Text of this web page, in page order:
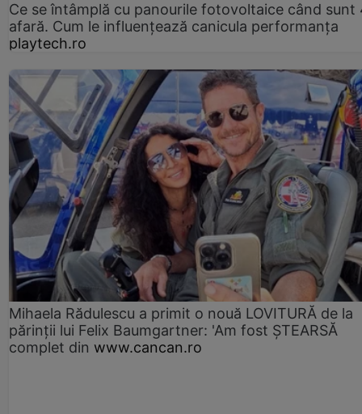
Ce se întâmplă cu panourile fotovoltaice când sunt
afară. Cum le influențează canicula performanța
playtech.ro
Mihaela Rădulescu a primit o nouă LOVITURĂ de la
părinții lui Felix Baumgartner: 'Am fost ȘTEARSĂ
complet din www.cancan.ro